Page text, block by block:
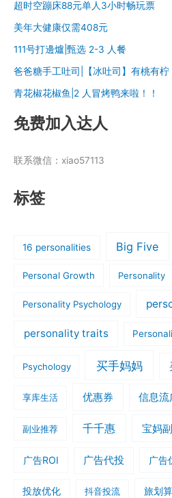
超时空蹦床88元单人3小时畅玩票
美年大健康仅需408元
111号打邊爐|甄选 2-3 人餐
爸爸糖手工吐司|【冰吐司】有桃有
青花椒花椒鱼|2 人冒烤鸭来啦！！
免费加入达人
联系微信：xiao57113
标签
16 personalities Big Five
Personal Growth Personality
Personality Psychology
personality traits
Psychology 买手妈妈
享库生活 优惠券 信息流
副业推荐 千千惠 宝妈
广告ROI 广告代投 广告
投放优化 抖音投流 旅划算